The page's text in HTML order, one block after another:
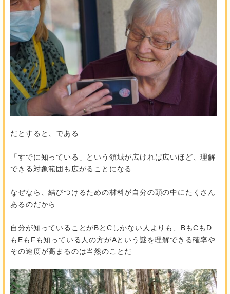
だとすると、である
「すでに知っている」という領域が広ければ広いほど、理解
できる対象範囲も広がることになる
なぜなら、結びつけるための材料が自分の頭の中にたくさん
あるのだから
自分が知っていることがBとCしかない人よりも、BもCもD
もEもFも知っている人の方がAという謎を理解できる確率や
その速度が高まるのは当然のことだ